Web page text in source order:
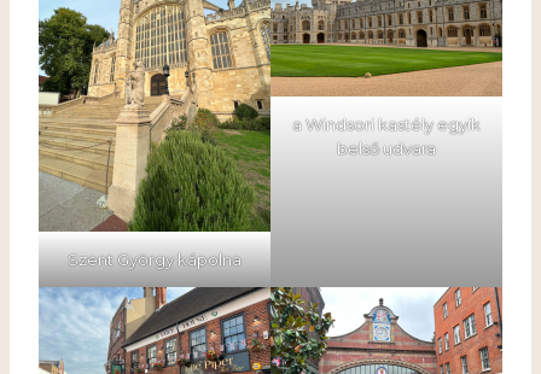
Szent György kápolna
a Windsori kastély egyik
belső udvara